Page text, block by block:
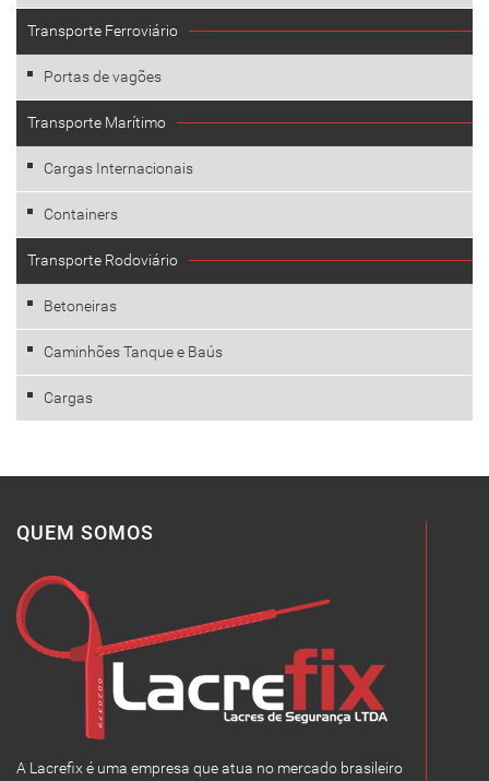
Transporte Ferroviário
Portas de vagões
Transporte Marítimo
Cargas Internacionais
Containers
Transporte Rodoviário
Betoneiras
Caminhões Tanque e Baús
Cargas
QUEM SOMOS
A Lacrefix é uma empresa que atua no mercado brasileiro